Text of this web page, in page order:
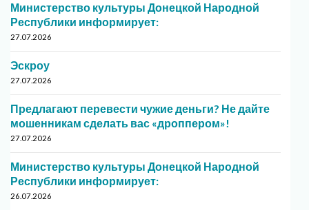
Министерство культуры Донецкой Народной
Республики информирует:
27.07.2026
Эскроу
27.07.2026
Предлагают перевести чужие деньги? Не дайте
мошенникам сделать вас «дроппером»!
27.07.2026
Министерство культуры Донецкой Народной
Республики информирует:
26.07.2026